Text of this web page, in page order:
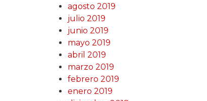
agosto 2019
julio 2019
junio 2019
mayo 2019
abril 2019
marzo 2019
febrero 2019
enero 2019